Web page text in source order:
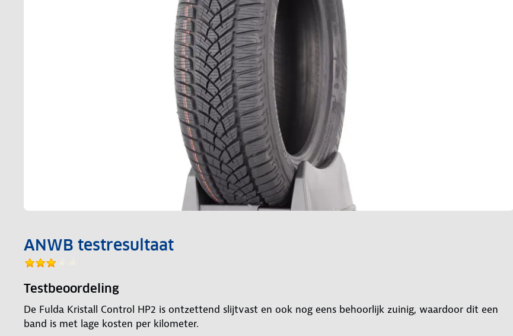
ANWB testresultaat
Testbeoordeling
De Fulda Kristall Control HP2 is ontzettend slijtvast en ook nog eens behoorlijk zuinig, waardoor dit een
band is met lage kosten per kilometer.